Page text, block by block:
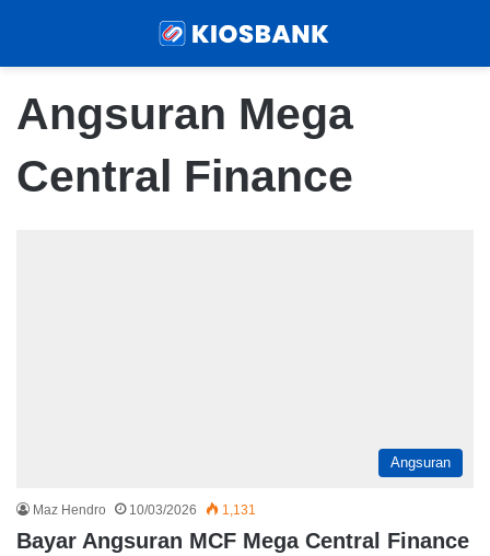
Angsuran Mega
Central Finance
Angsuran
Maz Hendro 10/03/2026 1,131
Bayar Angsuran MCF Mega Central Finance